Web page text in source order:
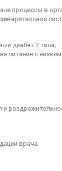
процессы в
диабет 2 типа;
питание с
и
врача.